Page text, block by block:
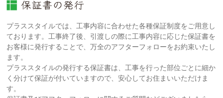
プラススタイルでは、工事内容に合わせた各種保証制度をご用意し
ております。工事終了後、引渡しの際に工事内容に応じた保証書を
お客様に発行することで、万全のアフターフォローをお約束いたし
ます。
プラススタイルの発行する保証書は、工事を行った部位ごとに細か
く分けて保証が付いていますので、安心してお住まいいただけま
す。